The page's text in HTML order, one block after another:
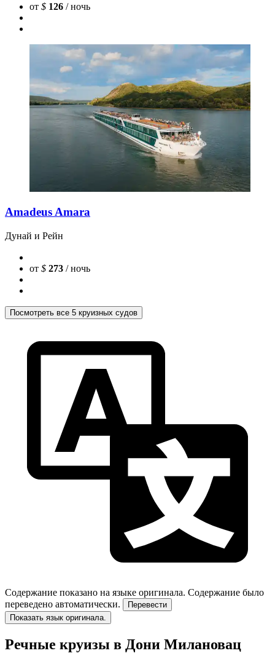
от $ 126 / ночь
Amadeus Amara
Дунай и Рейн
от $ 273 / ночь
Посмотреть все 5 круизных судов
Содержание показано на языке оригинала. Содержание было
переведено автоматически.
Перевести
Показать язык оригинала.
Речные круизы в Дони Милановац